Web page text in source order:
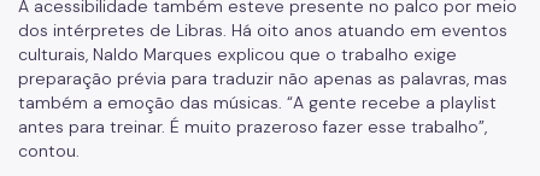
A acessibilidade também esteve presente no palco por meio
dos intérpretes de Libras. Há oito anos atuando em eventos
culturais, Naldo Marques explicou que o trabalho exige
preparação prévia para traduzir não apenas as palavras, mas
também a emoção das músicas. “A gente recebe a playlist
antes para treinar. É muito prazeroso fazer esse trabalho”,
contou.